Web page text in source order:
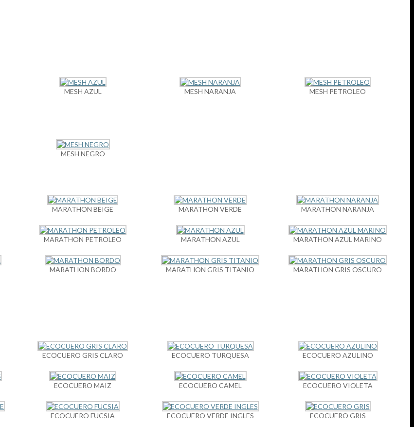
MESH AZUL MESH NARANJA MESH PETROLEO
MESH NEGRO
MARATHON BEIGE MARATHON VERDE MARATHON NARANJA
MARATHON PETROLEO MARATHON AZUL MARATHON AZUL MARINO
MARATHON BORDO MARATHON GRIS TITANIO MARATHON GRIS OSCURO
ECOCUERO GRIS CLARO ECOCUERO TURQUESA ECOCUERO AZULINO
ECOCUERO MAIZ ECOCUERO CAMEL ECOCUERO VIOLETA
ECOCUERO FUCSIA ECOCUERO VERDE INGLES ECOCUERO GRIS